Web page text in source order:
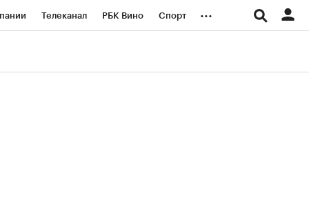
Телеканал РБК Вино Спорт ...